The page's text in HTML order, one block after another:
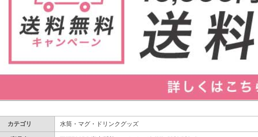
カテゴリ 水筒・マグ・ドリンクグッズ